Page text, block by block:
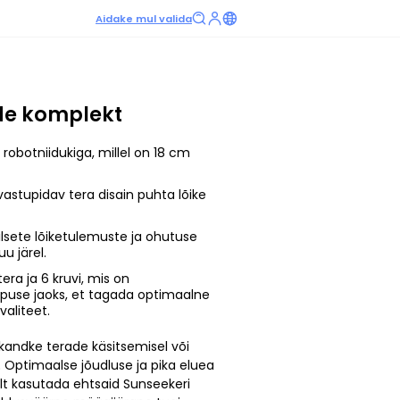
Aidake mul valida
komplekt
robotniidukiga, millel on 18 cm
tera disain puhta lõike
lõiketulemuste ja ohutuse
järel.
ja 6 kruvi, mis on
jaoks, et tagada optimaalne
terade käsitsemisel või
jõudluse ja pika eluea
kasutada ehtsaid Sunseekeri